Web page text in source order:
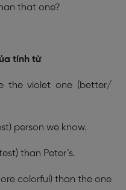
that one?
tính từ
the violet one (better/
person we know.
than Peter’s.
colorful) than the one